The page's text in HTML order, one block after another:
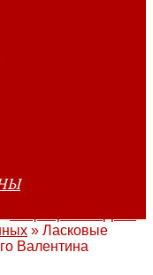
» Ласковые
Валентина